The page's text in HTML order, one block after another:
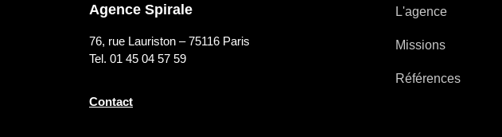
Agence Spirale
76, rue Lauriston – 75116 Paris
Tel. 01 45 04 57 59
Contact
L'agence
Missions
Références